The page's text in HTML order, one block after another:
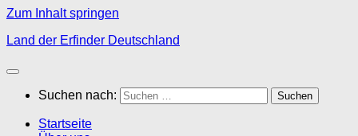
Zum Inhalt springen
Land der Erfinder Deutschland
Suchen nach:
Startseite